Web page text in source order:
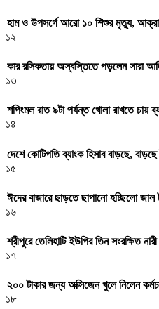
হাম ও উপসর্গে আরো ১০ শিশুর মৃত্যু,
১২
কার রসিকতায় অস্বস্তিতে পড়লেন সারা
১৩
শপিংমল রাত ৯টা পর্যন্ত খোলা রাখতে চায়
১৪
দেশে কোটিপতি ব্যাংক হিসাব বাড়ছে,
১৫
ঈদের বাজারে ছাড়তে ছাপানো হচ্ছিলো জাল
১৬
শ্রীপুরে তেলিহাটি ইউপির তিন সংরক্ষিত
১৭
২০০ টাকার জন্য অক্সিজেন খুলে নিলেন
১৮